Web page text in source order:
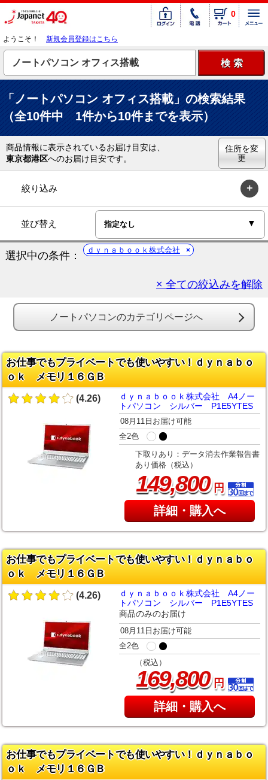
0
ようこそ！ 新規会員登録はこちら
「ノートパソコン オフィス搭載」の検索結果
（全10件中 1件から10件までを表示）
商品情報に表示されているお届け目安は、
東京都港区へのお届け目安です。
住所を変
更
絞り込み
並び替え
選択中の条件： ｄｙｎａｂｏｏｋ株式会社
× 全ての絞込みを解除
ノートパソコンのカテゴリページへ
お仕事でもプライベートでも使いやすい！ｄｙｎａｂｏ
ｏｋ メモリ１６ＧＢ
(4.26)
ｄｙｎａｂｏｏｋ株式会社 A4ノー
トパソコン シルバー P1E5YTES
08月11日お届け可能
全2色
下取りあり：データ消去作業報告書
あり価格（税込）
149,800円
詳細・購入へ
お仕事でもプライベートでも使いやすい！ｄｙｎａｂｏ
ｏｋ メモリ１６ＧＢ
(4.26)
ｄｙｎａｂｏｏｋ株式会社 A4ノー
トパソコン シルバー P1E5YTES
商品のみのお届け
08月11日お届け可能
全2色
（税込）
169,800円
詳細・購入へ
お仕事でもプライベートでも使いやすい！ｄｙｎａｂｏ
ｏｋ メモリ１６ＧＢ